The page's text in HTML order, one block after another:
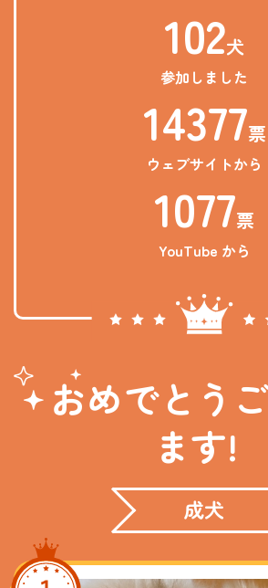
102犬
参加しました
14377票
ウェブサイトから
1077票
YouTube から
おめでとう
ます!
成犬